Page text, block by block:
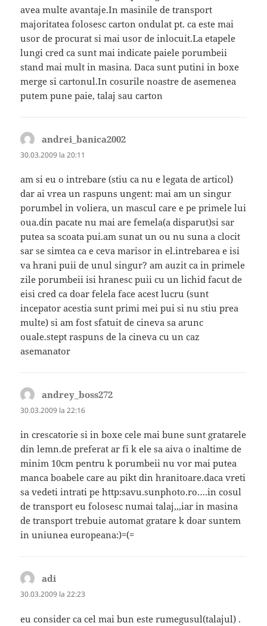
avea multe avantaje.In masinile de transport
majoritatea folosesc carton ondulat pt. ca este mai
usor de procurat si mai usor de inlocuit.La etapele
lungi cred ca sunt mai indicate paiele porumbeii
stand mai mult in masina. Daca sunt putini in boxe
merge si cartonul.In cosurile noastre de asemenea
putem pune paie, talaj sau carton
andrei_banica2002
30.03.2009 la 20:11
am si eu o intrebare (stiu ca nu e legata de articol)
dar ai vrea un raspuns ungent: mai am un singur
porumbel in voliera, un mascul care e pe primele lui
oua.din pacate nu mai are femela(a disparut)si sar
putea sa scoata pui.am sunat un ou nu suna a clocit
sar se simtea ca e ceva marisor in el.intrebarea e isi
va hrani puii de unul singur? am auzit ca in primele
zile porumbeii isi hranesc puii cu un lichid facut de
eisi cred ca doar felela face acest lucru (sunt
incepator acestia sunt primi mei pui si nu stiu prea
multe) si am fost sfatuit de cineva sa arunc
ouale.stept raspuns de la cineva cu un caz
asemanator
andrey_boss272
30.03.2009 la 22:16
in crescatorie si in boxe cele mai bune sunt gratarele
din lemn.de preferat ar fi k ele sa aiva o inaltime de
minim 10cm pentru k porumbeii nu vor mai putea
manca boabele care au pikt din hranitoare.daca vreti
sa vedeti intrati pe http:savu.sunphoto.ro….in cosul
de transport eu folosesc numai talaj,,,iar in masina
de transport trebuie automat gratare k doar suntem
in uniunea europeana:)=(=
adi
30.03.2009 la 22:23
eu consider ca cel mai bun este rumegusul(talajul) .